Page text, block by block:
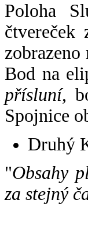
Poloha
čtvereček
Bod na
přísluní,
Spojnice
Druhý
"Obsahy
za stejný